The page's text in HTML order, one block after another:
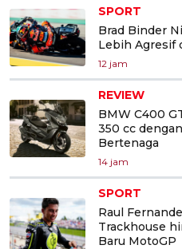
SPORT
Brad Binder
Lebih Agresif
12 jam
REVIEW
BMW C400
350 cc
Bertenaga
14 jam
SPORT
Raul
Trackhouse
Baru MotoGP